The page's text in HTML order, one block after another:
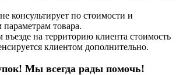
консультирует по стоимости и
параметрам товара.
на территорию клиента стоимость
клиентом дополнительно.
Мы всегда рады помочь!